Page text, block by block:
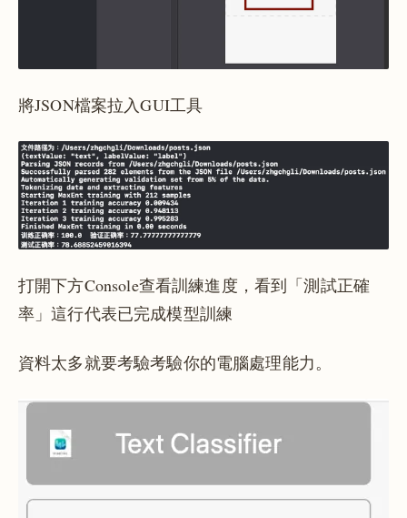
將JSON檔案拉入GUI工具
打開下方Console查看訓練進度，看到「測試正確
率」這行代表已完成模型訓練
資料太多就要考驗考驗你的電腦處理能力。